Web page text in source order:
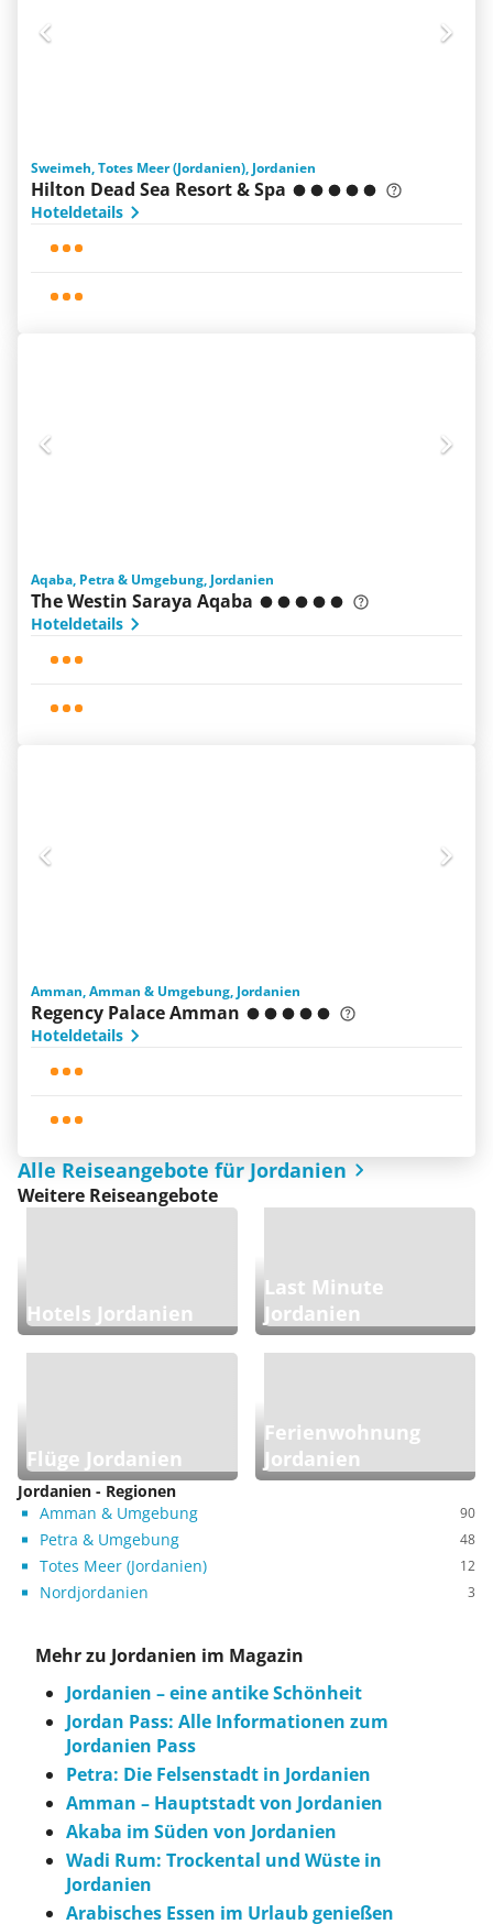
Sweimeh, Totes Meer (Jordanien), Jordanien
Hilton Dead Sea Resort & Spa
Hoteldetails
Aqaba, Petra & Umgebung, Jordanien
The Westin Saraya Aqaba
Hoteldetails
Amman, Amman & Umgebung, Jordanien
Regency Palace Amman
Hoteldetails
Alle Reiseangebote für Jordanien
Weitere Reiseangebote
Hotels Jordanien
Last Minute
Jordanien
Flüge Jordanien
Ferienwohnung
Jordanien
Jordanien - Regionen
Amman & Umgebung
90
Petra & Umgebung 48
Totes Meer (Jordanien) 12
Nordjordanien 3
Mehr zu Jordanien im Magazin
Jordanien – eine antike Schönheit
Jordan Pass: Alle Informationen zum
Jordanien Pass
Petra: Die Felsenstadt in Jordanien
Amman – Hauptstadt von Jordanien
Akaba im Süden von Jordanien
Wadi Rum: Trockental und Wüste in
Jordanien
Arabisches Essen im Urlaub genießen